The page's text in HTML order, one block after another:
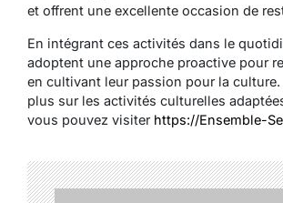
et offrent une excellente occasion de
En intégrant ces activités dans le
adoptent une approche proactive pour
en cultivant leur passion pour la culture.
plus sur les activités culturelles
vous pouvez visiter https://Ensemble-